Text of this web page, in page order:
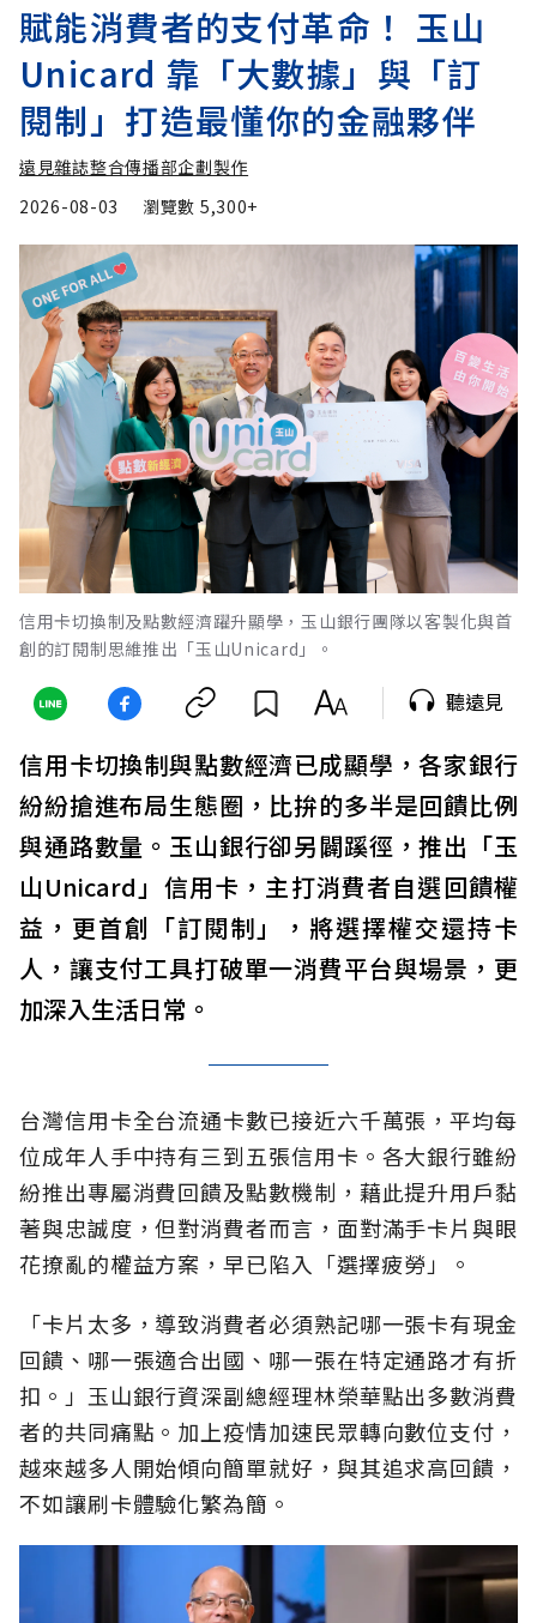
賦能消費者的支付革命！ 玉山
Unicard 靠「大數據」與「訂
閱制」打造最懂你的金融夥伴
遠見雜誌整合傳播部企劃製作
2026-08-03
瀏覽數 5,300+
信用卡切換制及點數經濟躍升顯學，玉山銀行團隊以客製化與首
創的訂閱制思維推出「玉山Unicard」。
聽遠見
信用卡切換制與點數經濟已成顯學，各家銀行
紛紛搶進布局生態圈，比拚的多半是回饋比例
與通路數量。玉山銀行卻另闢蹊徑，推出「玉
山Unicard」信用卡，主打消費者自選回饋權
益，更首創「訂閱制」，將選擇權交還持卡
人，讓支付工具打破單一消費平台與場景，更
加深入生活日常。
台灣信用卡全台流通卡數已接近六千萬張，平均每
位成年人手中持有三到五張信用卡。各大銀行雖紛
紛推出專屬消費回饋及點數機制，藉此提升用戶黏
著與忠誠度，但對消費者而言，面對滿手卡片與眼
花撩亂的權益方案，早已陷入「選擇疲勞」。
「卡片太多，導致消費者必須熟記哪一張卡有現金
回饋、哪一張適合出國、哪一張在特定通路才有折
扣。」玉山銀行資深副總經理林榮華點出多數消費
者的共同痛點。加上疫情加速民眾轉向數位支付，
越來越多人開始傾向簡單就好，與其追求高回饋，
不如讓刷卡體驗化繁為簡。